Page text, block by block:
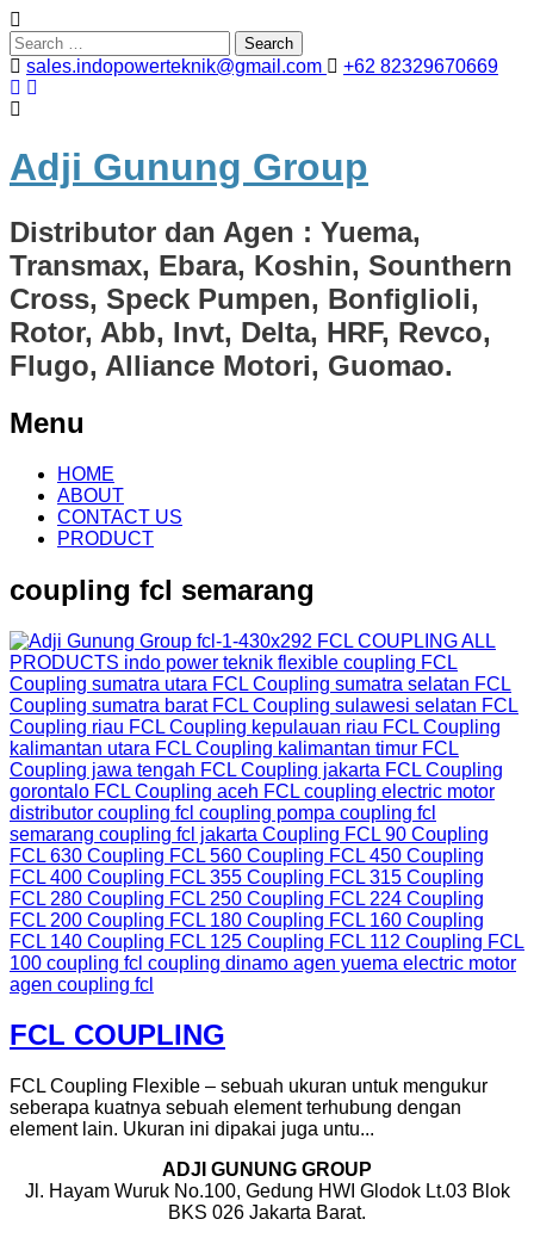
Search
for:sales.indopowerteknik@gmail.com +62 82329670669
Adji Gunung Group
Distributor dan Agen : Yuema,
Transmax, Ebara, Koshin, Sounthern
Cross, Speck Pumpen, Bonfiglioli,
Rotor, Abb, Invt, Delta, HRF, Revco,
Flugo, Alliance Motori, Guomao.
Menu
Skip
content
HOME
ABOUT
CONTACT US
PRODUCT
coupling fcl semarang
FCL COUPLING
FCL Coupling Flexible – sebuah ukuran untuk mengukur
seberapa kuatnya sebuah element terhubung dengan
element lain. Ukuran ini dipakai juga untu...
ADJI GUNUNG GROUP
Jl. Hayam Wuruk No.100, Gedung HWI Glodok Lt.03 Blok
BKS 026 Jakarta Barat.